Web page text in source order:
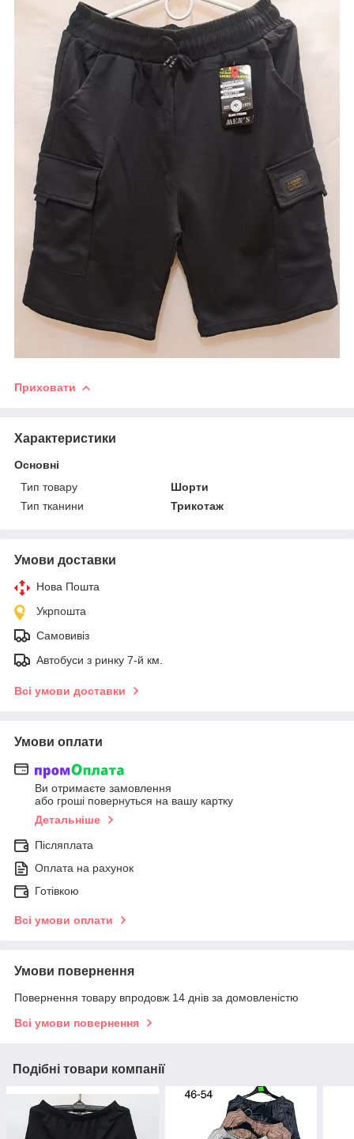
Приховати
Характеристики
Основні
Тип товару
Шорти
Тип тканини
Трикотаж
Умови доставки
Нова Пошта
Укрпошта
Самовивіз
Автобуси з ринку 7-й км.
Всі умови доставки
Умови оплати
Ви отримаєте замовлення
або гроші повернуться на вашу картку
Детальніше
Післяплата
Оплата на рахунок
Готівкою
Всі умови оплати
Умови повернення
Повернення товару впродовж 14 днів за домовленістю
Всі умови повернення
Подібні товари компанії